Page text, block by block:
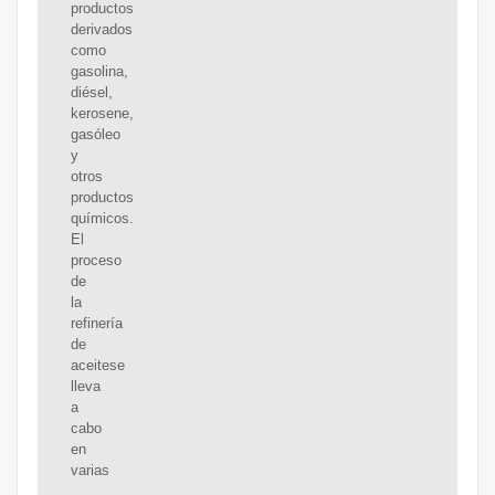
productos
derivados
como
gasolina,
diésel,
kerosene,
gasóleo
y
otros
productos
químicos.
El
proceso
de
la
refinería
de
aceitese
lleva
a
cabo
en
varias